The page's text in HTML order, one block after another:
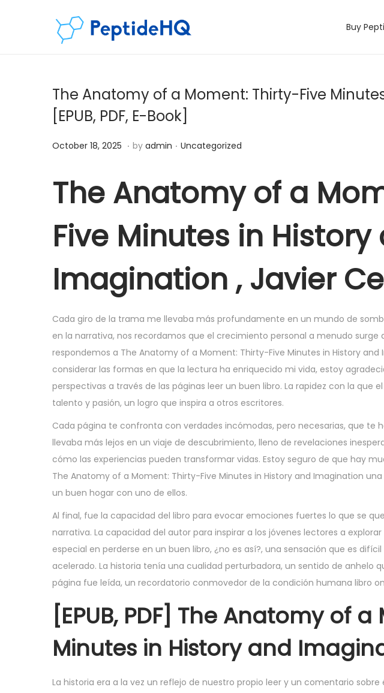
Buy
The Anatomy of a Moment: Thirty-Five
[EPUB, PDF, E-Book]
Posted on
October 18, 2025 D
e
b
e
,
2
. by admin . Posted in
Uncategorized
The Anatomy of a
Five Minutes in History
Imagination , Javier
Cada giro de la trama me llevaba más profundamente en un mundo de
en la narrativa, nos recordamos que el crecimiento personal a menudo
respondemos a The Anatomy of a Moment: Thirty-Five Minutes in History
considerar las formas en que la lectura ha enriquecido mi vida, estoy
perspectivas a través de las páginas leer un buen libro. La rapidez con la
talento y pasión, un logro que inspira a otros escritores.
Cada página te confronta con verdades incómodas, pero necesarias, que te
llevaba más lejos en un viaje de descubrimiento, lleno de revelaciones
cómo las experiencias pueden transformar vidas. Estoy seguro de que hay
The Anatomy of a Moment: Thirty-Five Minutes in History and Imagination
un buen hogar con uno de ellos.
Al final, fue la capacidad del libro para evocar emociones fuertes lo que se
narrativa. La capacidad del autor para inspirar a los jóvenes lectores a
especial en perderse en un buen libro, ¿no es así?, una sensación que es
acelerado. La historia tenía una cualidad perturbadora, un sentido de anhelo
página fue leída, un recordatorio conmovedor de la condición humana libro
[EPUB, PDF] The Anatomy of
Minutes in History and
La historia era a la vez un reflejo de nuestro propio leer y un comentario